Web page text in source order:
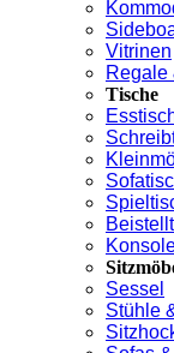
Vitrinen
Regale
Tische
Sessel
Stühle